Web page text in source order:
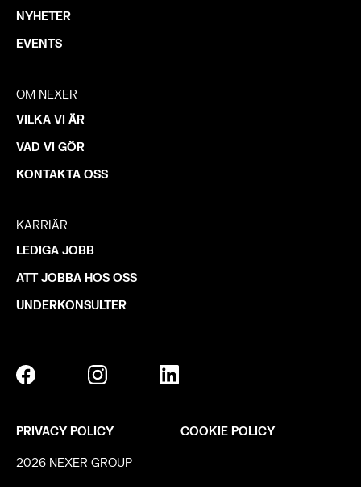
NYHETER
EVENTS
OM NEXER
VILKA VI ÄR
VAD VI GÖR
KONTAKTA OSS
KARRIÄR
LEDIGA JOBB
ATT JOBBA HOS OSS
UNDERKONSULTER
PRIVACY POLICY COOKIE POLICY
2026 NEXER GROUP